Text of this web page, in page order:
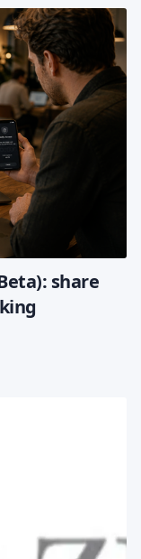
share